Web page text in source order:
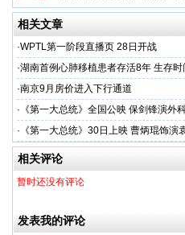
相关文章
·WPTL第一阶段直播页 28日开战
·湖南首例心肺移植患者存活8年 生存
·南京9月房价进入下行通道
· 《第一大总统》全国公映 保剑锋演外
· 《第一大总统》30日上映 曹炳琨饰演
相关评论
暂时还没有评论
发表我的评论